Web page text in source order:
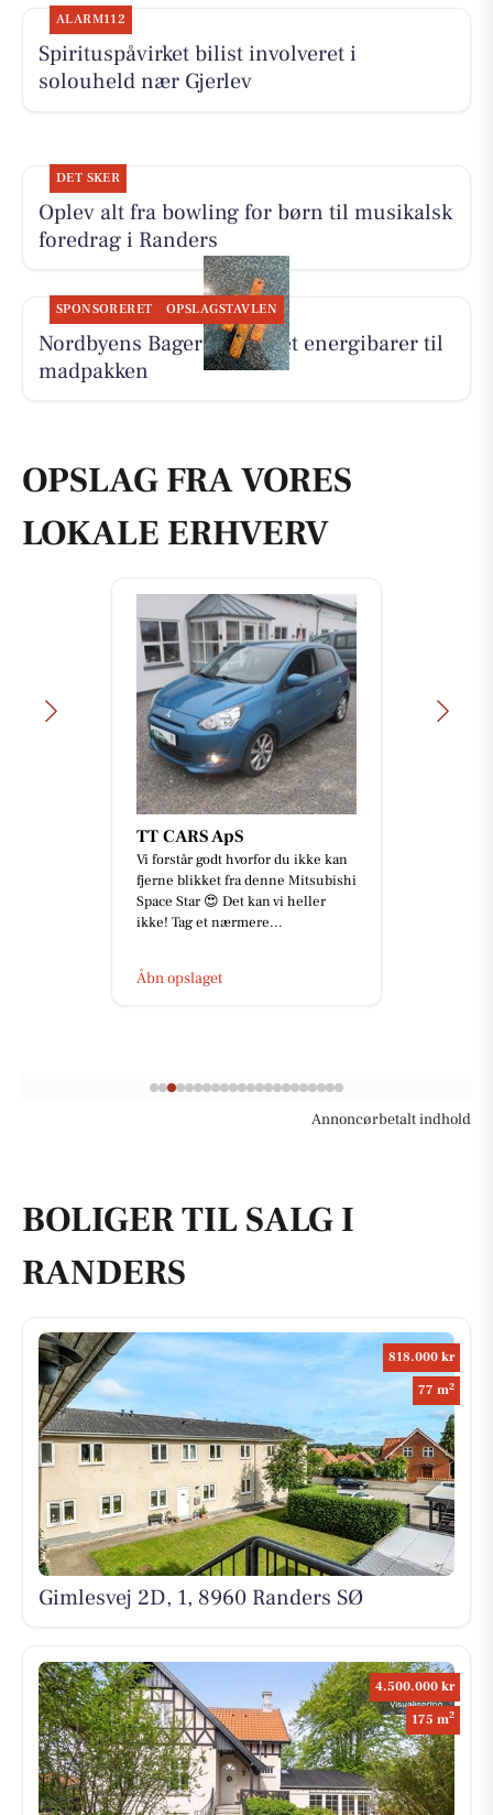
ALARM112
Spirituspåvirket bilist involveret i
solouheld nær Gjerlev
DET SKER
Oplev alt fra bowling for børn til musikalsk
foredrag i Randers
SPONSORERET OPSLAGSTAVLEN
Nordbyens Bageri har lavet energibarer til
madpakken
OPSLAG FRA VORES
LOKALE ERHVERV
TT CARS ApS
Vi forstår godt hvorfor du ikke kan
fjerne blikket fra denne Mitsubishi
Space Star 😍 Det kan vi heller
ikke! Tag et nærmere...
Åbn opslaget
Annoncørbetalt indhold
BOLIGER TIL SALG I
RANDERS
818.000 kr
77 m2
Gimlesvej 2D, 1, 8960 Randers SØ
4.500.000 kr
175 m2